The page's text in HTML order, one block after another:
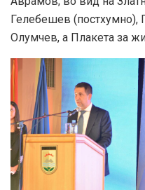
Гелебешев (постхумно),
Олумчев, а Плакета за